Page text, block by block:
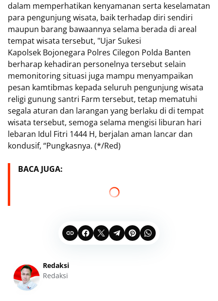
dalam memperhatikan kenyamanan serta keselamatan
para pengunjung wisata, baik terhadap diri sendiri
maupun barang bawaannya selama berada di areal
tempat wisata tersebut, "Ujar Sukesi
Kapolsek Bojonegara Polres Cilegon Polda Banten
berharap kehadiran personelnya tersebut selain
memonitoring situasi juga mampu menyampaikan
pesan kamtibmas kepada seluruh pengunjung wisata
religi gunung santri Farm tersebut, tetap mematuhi
segala aturan dan larangan yang berlaku di di tempat
wisata tersebut, semoga selama mengisi liburan hari
lebaran Idul Fitri 1444 H, berjalan aman lancar dan
kondusif, “Pungkasnya. (*/Red)
BACA JUGA:
Redaksi
Redaksi